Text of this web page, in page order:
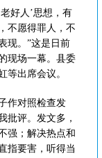
好人’思想，有
不愿得罪人，不
现。”这是日前
现场一幕。县委
等出席会议。
作对照检查发
批评。发文多，
强；解决热点和
指要害，听得当